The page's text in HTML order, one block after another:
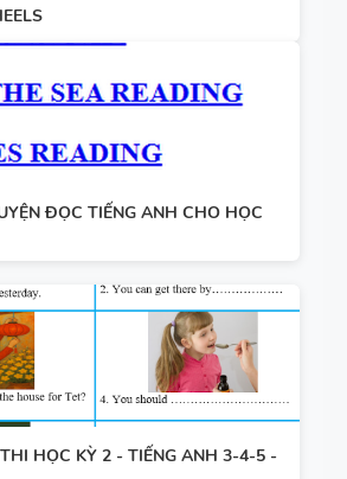
ĐỌC TIẾNG ANH CHO HỌC
HỌC KỲ 2 - TIẾNG ANH 3-4-5 -